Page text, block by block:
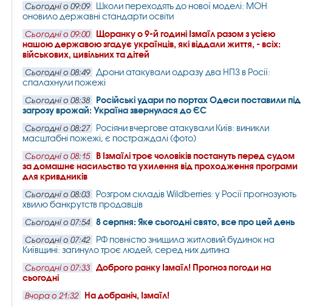
Сьогодні о 09:09
Школи переходять до нової моделі: МОН
оновило державні стандарти освіти
Сьогодні о 09:00
Щоранку о 9-й годині Ізмаїл разом з усією
нашою державою згадує українців, які віддали життя, - всіх:
військових, цивільних та дітей
Сьогодні о 08:49
Дрони атакували одразу два НПЗ в Росії:
спалахнули пожежі
Сьогодні о 08:38
Російські удари по портах Одеси поставили під
загрозу врожай: Україна звернулася до ЄС
Сьогодні о 08:27
Росіяни вчергове атакували Київ: виникли
масштабні пожежі, є постраждалі (фото)
Сьогодні о 08:15
В Ізмаїлі троє чоловіків постануть перед судом
за домашнє насильство та ухилення від проходження програми
для кривдників
Сьогодні о 08:03
Розгром складів Wildberries: у Росії прогнозують
хвилю банкрутств продавців
Сьогодні о 07:54 8 серпня: Яке сьогодні свято, все про цей день
Сьогодні о 07:42
РФ повністю знищила житловий будинок на
Київщині: загинуло троє людей, серед них дитина
Сьогодні о 07:33
Доброго ранку Ізмаїл! Прогноз погоди на
сьогодні
Вчора о 21:32 На добраніч, Ізмаїл!